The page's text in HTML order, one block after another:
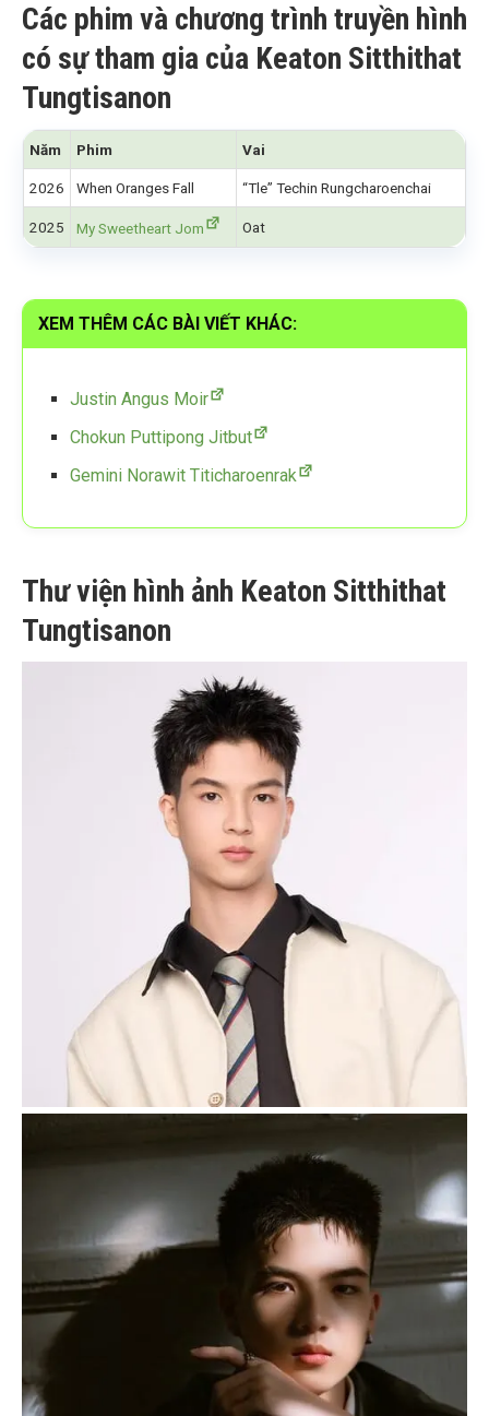
Các phim và chương trình truyền hình
có sự tham gia của Keaton Sitthithat
Tungtisanon
Năm Phim Vai
2026 When Oranges Fall “Tle” Techin Rungcharoenchai
2025 My Sweetheart Jom Oat
XEM THÊM CÁC BÀI VIẾT KHÁC:
Justin Angus Moir
Chokun Puttipong Jitbut
Gemini Norawit Titicharoenrak
Thư viện hình ảnh Keaton Sitthithat
Tungtisanon